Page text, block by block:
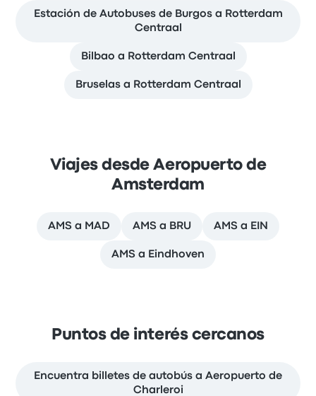
Estación de Autobuses de Burgos a Rotterdam
Centraal
Bilbao a Rotterdam Centraal
Bruselas a Rotterdam Centraal
Viajes desde Aeropuerto de
Amsterdam
AMS a MAD AMS a BRU AMS a EIN
AMS a Eindhoven
Puntos de interés cercanos
Encuentra billetes de autobús a Aeropuerto de
Charleroi